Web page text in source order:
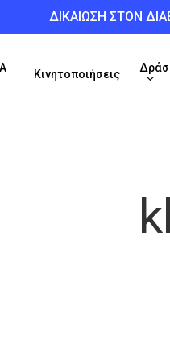
ΔΙΚΑΙΩΣΗ ΣΤΟΝ
Κινητοποιήσεις